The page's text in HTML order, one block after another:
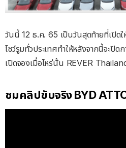
วันนี้ 12 ธ.ค. 65 เป็นวันสุดท้ายที่เปิด
โชว์รูมทั่วประเทศทำให้หลังจากนี้จะปิด
เปิดจองเมื่อไหร่นั้น REVER
ชมคลิปขับจริง BYD